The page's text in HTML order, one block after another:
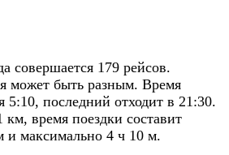
совершается 179 рейсов.
может быть разным. Время
5:10, последний отходит в 21:30.
время поездки составит
и максимально 4 ч 10 м.